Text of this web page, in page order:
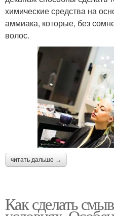
химические средства на
аммиака, которые, без
волос.
читать дальше →
Как сделать